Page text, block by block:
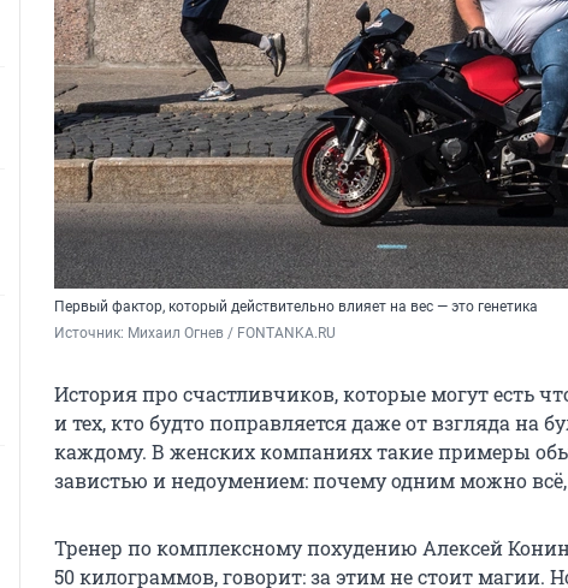
Первый фактор, который действительно влияет на вес — это генетика
Источник: Михаил Огнев / FONTANKA.RU
История про счастливчиков, которые могут есть
и тех, кто будто поправляется даже от взгляда на
каждому. В женских компаниях такие примеры
завистью и недоумением: почему одним можно
Тренер по комплексному похудению Алексей
50 килограммов, говорит: за этим не стоит магии.